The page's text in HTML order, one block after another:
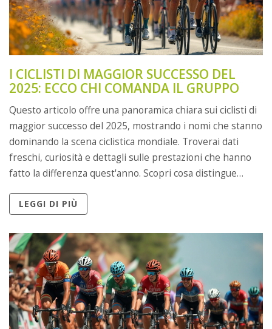
I CICLISTI DI MAGGIOR SUCCESSO DEL
2025: ECCO CHI COMANDA IL GRUPPO
Questo articolo offre una panoramica chiara sui ciclisti di
maggior successo del 2025, mostrando i nomi che stanno
dominando la scena ciclistica mondiale. Troverai dati
freschi, curiosità e dettagli sulle prestazioni che hanno
fatto la differenza quest'anno. Scopri cosa distingue
mancano consigli pratici per chi sogna di seguire le loro
vogliono capire come si diventa vincenti nel ciclismo di
oggi.
LEGGI DI PIÙ